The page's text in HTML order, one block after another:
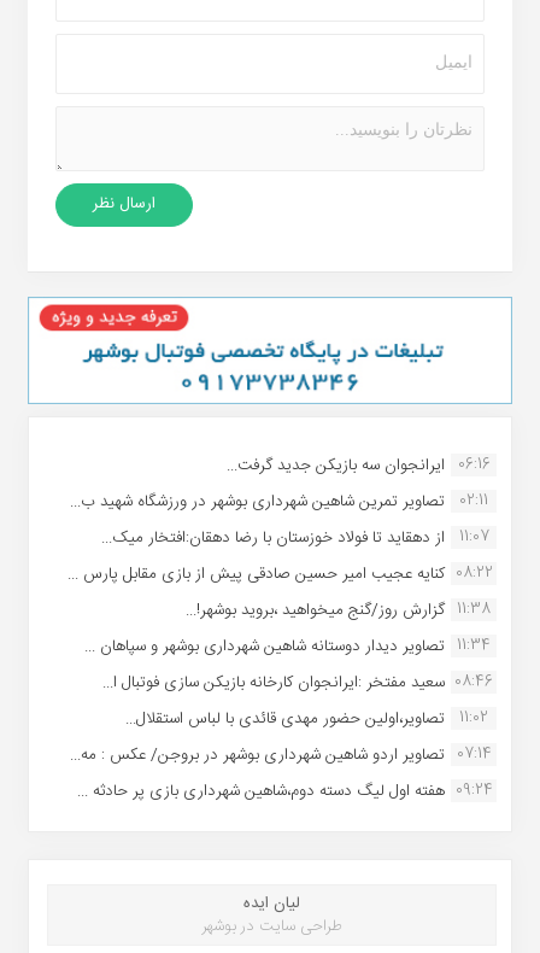
06:16 ایرانجوان سه بازیکن جدید گرفت...
02:11
تصاویر تمرین شاهین شهردارى بوشهر در ورزشگاه شهید ب...
11:07
از دهقاید تا فولاد خوزستان با رضا دهقان:افتخار میک...
08:22 کنایه عجیب امیر حسین صادقی پیش از بازی مقابل پارس ...
11:38 گزارش روز/گنج میخواهید ،بروید بوشهر!...
11:34 تصاویر دیدار دوستانه شاهین شهردارى بوشهر و سپاهان ...
08:46 سعید مفتخر :ایرانجوان کارخانه بازیکن سازی فوتبال ا...
11:02
تصاویر،اولین حضور مهدی قائدی با لباس استقلال...
07:14 تصاویر اردو شاهین شهرداری بوشهر در بروجن/ عکس : مه...
09:24 هفته اول لیگ دسته دوم،شاهین شهرداری بازی پر حادثه ...
لیان ایده
طراحی سایت در بوشهر